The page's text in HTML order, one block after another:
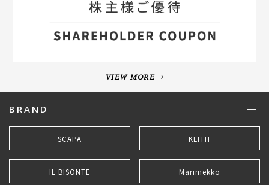
VIEW MORE
BRAND
SCAPA KEITH
IL BISONTE Marimekko